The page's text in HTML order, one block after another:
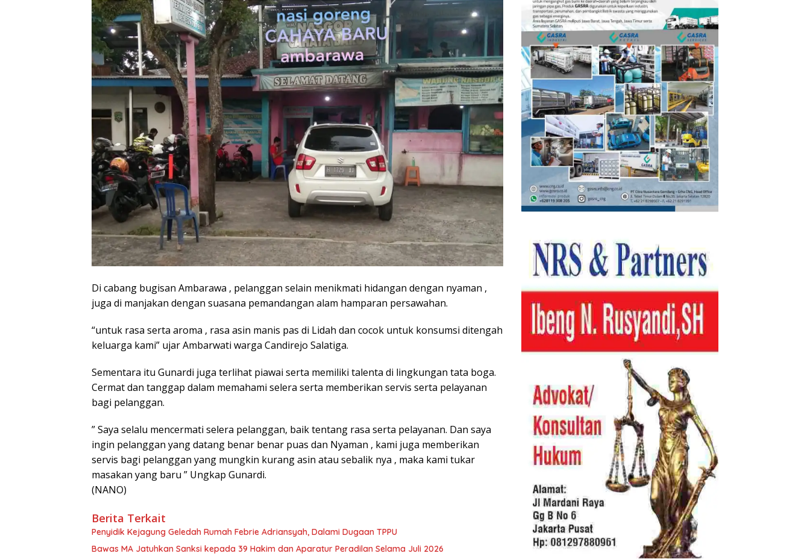
Di cabang bugisan Ambarawa , pelanggan selain menikmati hidangan dengan nyaman ,
juga di manjakan dengan suasana pemandangan alam hamparan persawahan.
“untuk rasa serta aroma , rasa asin manis pas di Lidah dan cocok untuk konsumsi ditengah
keluarga kami” ujar Ambarwati warga Candirejo Salatiga.
Sementara itu Gunardi juga terlihat piawai serta memiliki talenta di lingkungan tata boga.
Cermat dan tanggap dalam memahami selera serta memberikan servis serta pelayanan
bagi pelanggan.
” Saya selalu mencermati selera pelanggan, baik tentang rasa serta pelayanan. Dan saya
ingin pelanggan yang datang benar benar puas dan Nyaman , kami juga memberikan
servis bagi pelanggan yang mungkin kurang asin atau sebalik nya , maka kami tukar
masakan yang baru ” Ungkap Gunardi.
(NANO)
Berita Terkait
Penyidik Kejagung Geledah Rumah Febrie Adriansyah, Dalami Dugaan TPPU
Bawas MA Jatuhkan Sanksi kepada 39 Hakim dan Aparatur Peradilan Selama Juli 2026